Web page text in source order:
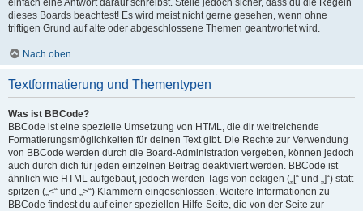
einfach eine Antwort darauf schreibst. Stelle jedoch sicher, dass du die Regeln
dieses Boards beachtest! Es wird meist nicht gerne gesehen, wenn ohne
triftigen Grund auf alte oder abgeschlossene Themen geantwortet wird.
Nach oben
Textformatierung und Thementypen
Was ist BBCode?
BBCode ist eine spezielle Umsetzung von HTML, die dir weitreichende
Formatierungsmöglichkeiten für deinen Text gibt. Die Rechte zur Verwendung
von BBCode werden durch die Board-Administration vergeben, können jedoch
auch durch dich für jeden einzelnen Beitrag deaktiviert werden. BBCode ist
ähnlich wie HTML aufgebaut, jedoch werden Tags von eckigen („[“ und „]“) statt
spitzen („<“ und „>“) Klammern eingeschlossen. Weitere Informationen zu
BBCode findest du auf einer speziellen Hilfe-Seite, die von der Seite zur